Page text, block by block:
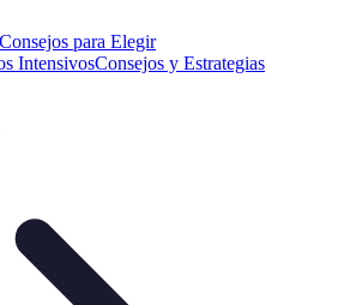
Consejos para Elegir
IntensivosConsejos y Estrategias